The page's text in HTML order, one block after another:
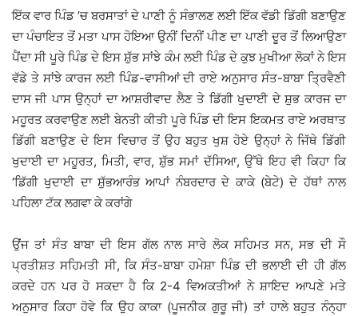
ਇੱਕ ਵਾਰ ਪਿੰਡ ’ਚ ਬਰਸਾਤਾਂ ਦੇ ਪਾਣੀ ਨੂੰ ਸੰਭਾਲਣ ਲਈ ਇੱਕ ਵੱਡੀ ਡਿੱਗੀ ਬਣਾਉਣ
ਦਾ ਪੰਚਾਇਤ ਤੋਂ ਮਤਾ ਪਾਸ ਹੋਇਆ ਉਨੀਂ ਦਿਨੀਂ ਪੀਣ ਦਾ ਪਾਣੀ ਦੂਰ ਤੋਂ ਲਿਆਉਣਾ
ਪੈਂਦਾ ਸੀ ਪੂਰੇ ਪਿੰਡ ਦੇ ਇਸ ਸ਼ੁੱਭ ਸਾਂਝੇ ਕੰਮ ਲਈ ਪਿੰਡ ਦੇ ਕੁਝ ਮੁਖੀਆ ਲੋਕਾਂ ਨੇ ਇਸ
ਵੱਡੇ ਤੇ ਸਾਂਝੇ ਕਾਰਜ ਲਈ ਪਿੰਡ-ਵਾਸੀਆਂ ਦੀ ਰਾਏ ਅਨੁਸਾਰ ਸੰਤ-ਬਾਬਾ ਤ੍ਰਿਵੈਣੀ
ਦਾਸ ਜੀ ਪਾਸ ਉਨ੍ਹਾਂ ਦਾ ਆਸ਼ਰੀਵਾਦ ਲੈਣ ਤੇ ਡਿੱਗੀ ਖੁਦਾਈ ਦੇ ਸ਼ੁਭ ਕਾਰਜ ਦਾ
ਮਹੂਰਤ ਕਰਵਾਉਣ ਲਈ ਬੇਨਤੀ ਕੀਤੀ ਪੂਰੇ ਪਿੰਡ ਦੀ ਇਸ ਇਕਮਤ ਰਾਏ ਅਰਥਾਤ
ਡਿੱਗੀ ਬਣਾਉਣ ਦੇ ਇਸ ਵਿਚਾਰ ਤੋਂ ਉਹ ਬਹੁਤ ਖੁਸ਼ ਹੋਏ ਉਨ੍ਹਾਂ ਨੇ ਜਿੱਥੇ ਡਿੱਗੀ
ਖੁਦਾਈ ਦਾ ਮਹੂਰਤ, ਮਿਤੀ, ਵਾਰ, ਸ਼ੁੱਭ ਸਮਾਂ ਦੱਸਿਆ, ਉੱਥੇ ਇਹ ਵੀ ਕਿਹਾ ਕਿ
‘ਡਿੱਗੀ ਖੁਦਾਈ ਦਾ ਸ਼ੁੱਭਆਰੰਭ ਆਪਾਂ ਨੰਬਰਦਾਰ ਦੇ ਕਾਕੇ (ਬੇਟੇ) ਦੇ ਹੱਥਾਂ ਨਾਲ
ਪਹਿਲਾ ਟੱਕ ਲਗਵਾ ਕੇ ਕਰਾਂਗੇ
ਉਂਜ ਤਾਂ ਸੰਤ ਬਾਬਾ ਦੀ ਇਸ ਗੱਲ ਨਾਲ ਸਾਰੇ ਲੋਕ ਸਹਿਮਤ ਸਨ, ਸਭ ਦੀ ਸੌ
ਪ੍ਰਤੀਸ਼ਤ ਸਹਿਮਤੀ ਸੀ, ਕਿ ਸੰਤ-ਬਾਬਾ ਹਮੇਸ਼ਾ ਪਿੰਡ ਦੀ ਭਲਾਈ ਦੀ ਹੀ ਗੱਲ
ਕਰਦੇ ਹਨ ਪਰ ਹੋ ਸਕਦਾ ਹੈ ਕਿ 2-4 ਵਿਅਕਤੀਆਂ ਨੇ ਸ਼ਾਇਦ ਆਪਣੇ ਮਤੇ
ਅਨੁਸਾਰ ਕਿਹਾ ਹੋਵੇ ਕਿ ਉਹ ਕਾਕਾ (ਪੂਜਨੀਕ ਗੁਰੂ ਜੀ) ਤਾਂ ਹਾਲੇ ਬਹੁਤ ਨੰਨ੍ਹਾ